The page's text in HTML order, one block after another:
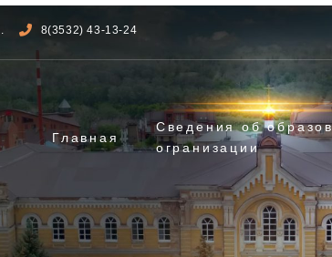
8(3532) 43-13-24
Главная
Сведения об
огранизации